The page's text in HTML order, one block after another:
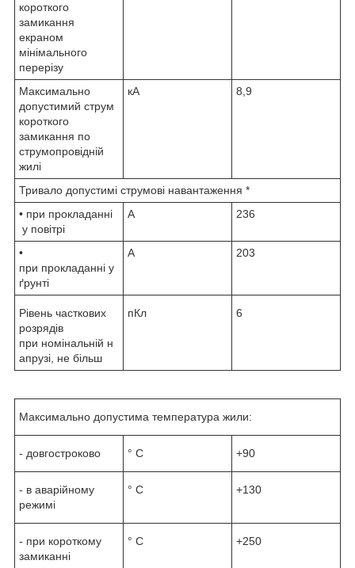
короткого
замикання
екраном
мінімального
перерізу
Максимально
допустимий струм
короткого
замикання по
струмопровідній
жилі
кА 8,9
Тривало допустимі струмові навантаження *
• при прокладанні
у повітрі
А 236
•
при прокладанні у
ґрунті
А 203
Рівень часткових
розрядів
при номінальній н
апрузі, не більш
пКл 6
Максимально допустима температура жили:
- довгостроково ° С +90
- в аварійному
режимі
° С +130
- при короткому
замиканні
° С +250